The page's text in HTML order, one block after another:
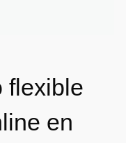
flexible
en